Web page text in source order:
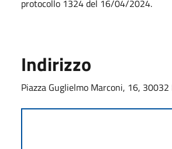
protocollo 1324 del 16/04/2024.
Indirizzo
Piazza Guglielmo Marconi, 16, 30032